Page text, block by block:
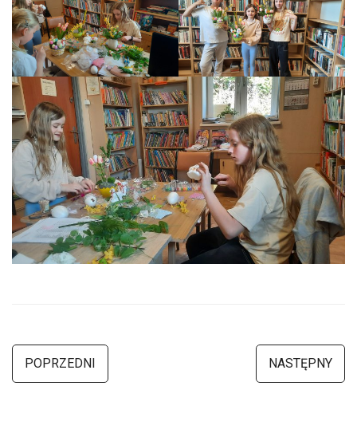
POPRZEDNI NASTĘPNY